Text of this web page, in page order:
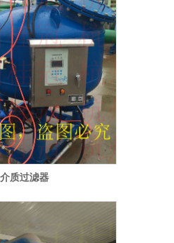
质过滤器